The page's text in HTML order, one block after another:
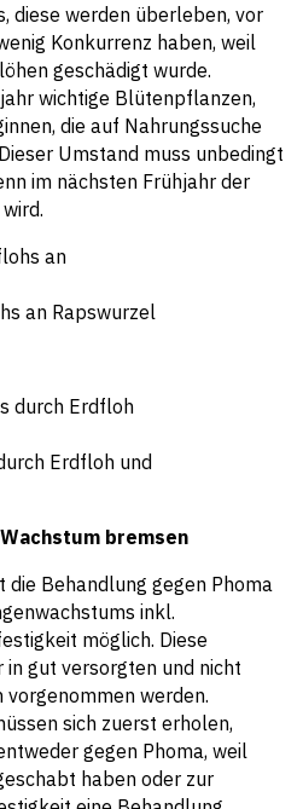
diese werden überleben, vor
Konkurrenz haben, weil
geschädigt wurde.
wichtige Blütenpflanzen,
die auf Nahrungssuche
Umstand muss unbedingt
im nächsten Frühjahr der
an Rapswurzel
Erdfloh und
bremsen
Behandlung gegen Phoma
inkl.
möglich. Diese
gut versorgten und nicht
werden.
sich zuerst erholen,
gegen Phoma, weil
haben oder zur